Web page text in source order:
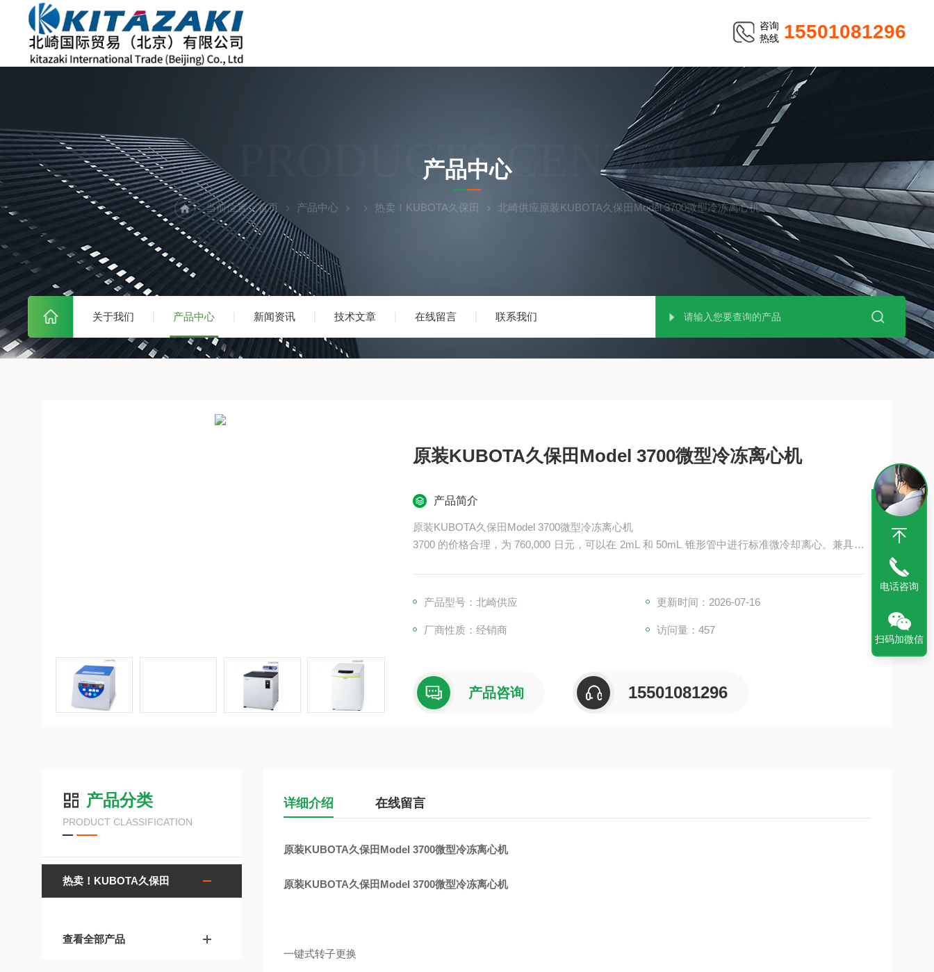
咨询
热线 15501081296
关于我们 产品中心 新闻资讯 技术文章 在线留言 联系我们
PRODUCTS CENTER
产品中心
当前位置：首页 产品中心 热卖！KUBOTA久保田 北崎供应原装KUBOTA久保田Model 3700微型冷冻离心机
原装KUBOTA久保田Model 3700微型冷冻离心机
产品简介
原装KUBOTA久保田Model 3700微型冷冻离心机
3700 的价格合理，为 760,000 日元，可以在 2mL 和 50mL 锥形管中进行标准微冷却离心。兼具功
产品型号：北崎供应 更新时间：2026-07-16
厂商性质：经销商 访问量：457
产品咨询 15501081296
产品分类
PRODUCT CLASSIFICATION
热卖！KUBOTA久保田
查看全部产品
详细介绍 在线留言
原装KUBOTA久保田Model 3700微型冷冻离心机
原装KUBOTA久保田Model 3700微型冷冻离心机
一键式转子更换
电话咨询
扫码加微信